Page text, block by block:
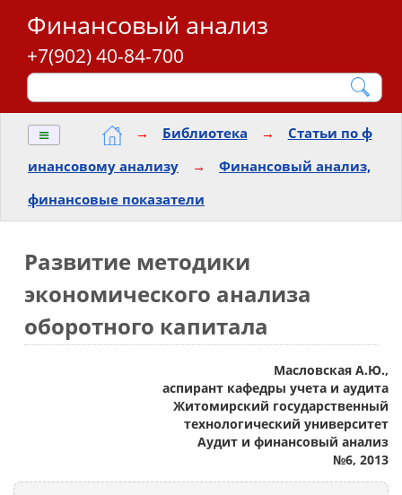
Финансовый анализ
+7(902) 40-84-700
≡ → Библиотека →
Статьи по ф
инансовому анализу
→
Финансовый анализ,
финансовые показатели
Развитие методики
экономического анализа
оборотного капитала
Масловская А.Ю.,
аспирант кафедры учета и аудита
Житомирский государственный
технологический университет
Аудит и финансовый анализ
№6, 2013